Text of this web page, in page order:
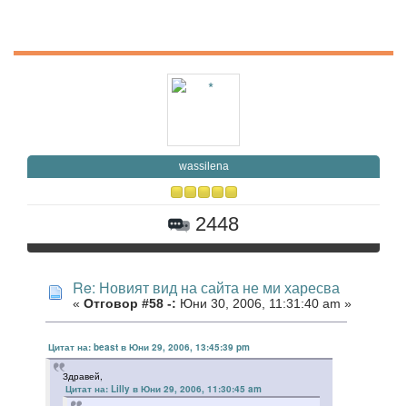
wassilena
2448
Re: Новият вид на сайта не ми харесва
« Отговор #58 -: Юни 30, 2006, 11:31:40 am »
Цитат на: beast в Юни 29, 2006, 13:45:39 pm
Здравей,
Цитат на: Lilly в Юни 29, 2006, 11:30:45 am